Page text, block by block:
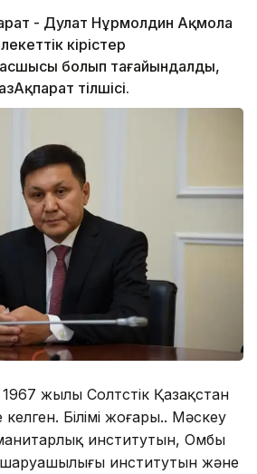
- Дулат Нұрмолдин Ақмола
кірістер
болып тағайындалды,
тілшісі.
жылы Солтүстік Қазақстан
Білімі жоғары.. Мәскеу
институтын, Омбы
шаруашылығы институтын және